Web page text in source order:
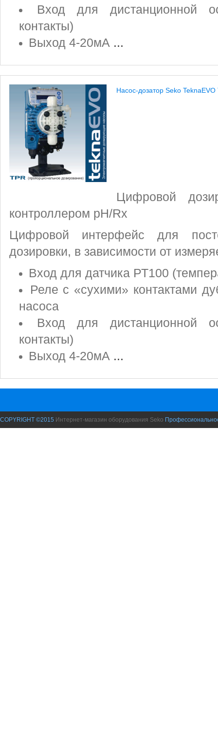
Вход для дистанционной
контакты)
Выход 4-20мА ...
Насос-дозатор Seko TeknaEVO
Цифровой
контроллером pH/Rх
Цифровой интерфейс для
дозировки, в зависимости от
Вход для датчика РТ100
Реле с «сухими» контактами
насоса
Вход для дистанционной
контакты)
Выход 4-20мА ...
COPYRIGHT ©2015 Интернет-магазин оборудования Seko